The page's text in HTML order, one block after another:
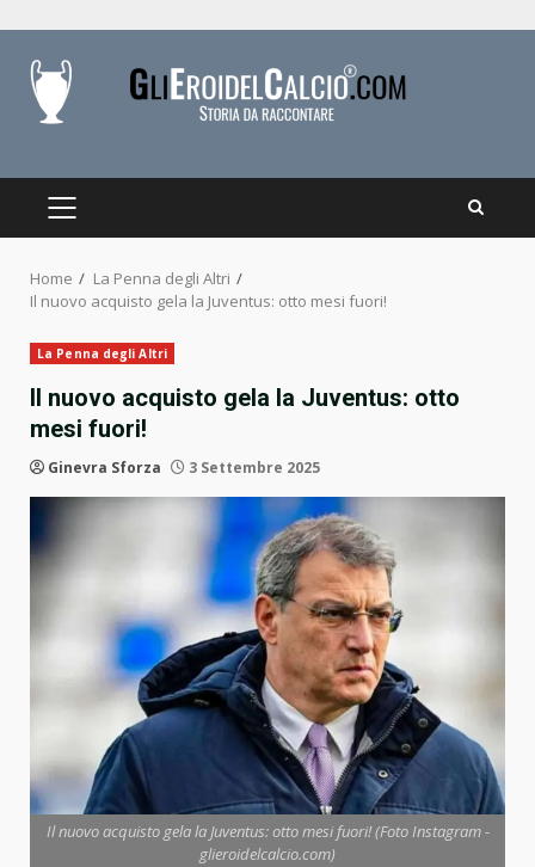
content
PRIMARY
Home
La Penna degli Altri
Il nuovo acquisto gela la Juventus: otto mesi fuori!
La Penna degli Altri
Il nuovo acquisto gela la Juventus: otto
mesi fuori!
Ginevra Sforza 3 Settembre 2025
Il nuovo acquisto gela la Juventus: otto mesi fuori! (Foto Instagram -
glieroidelcalcio.com)